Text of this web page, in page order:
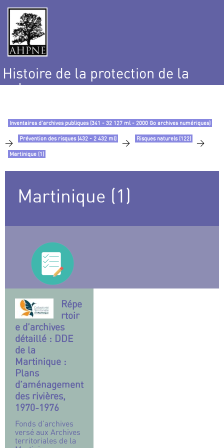
Histoire de la protection de la
nature
Inventaires d’archives publiques (341 - 32 127 ml - 2000 Go archives numériques)
> Prévention des risques (432 - 2 432 ml) > Risques naturels (122) >
Martinique (1)
Martinique (1)
Répe
rtoir
e d’archives
détaillé : DDE
de la
Martinique :
Plans
d’aménagement
des rivières,
1970-1976
Fonds d’archives
versé aux Archives
territoriales de la